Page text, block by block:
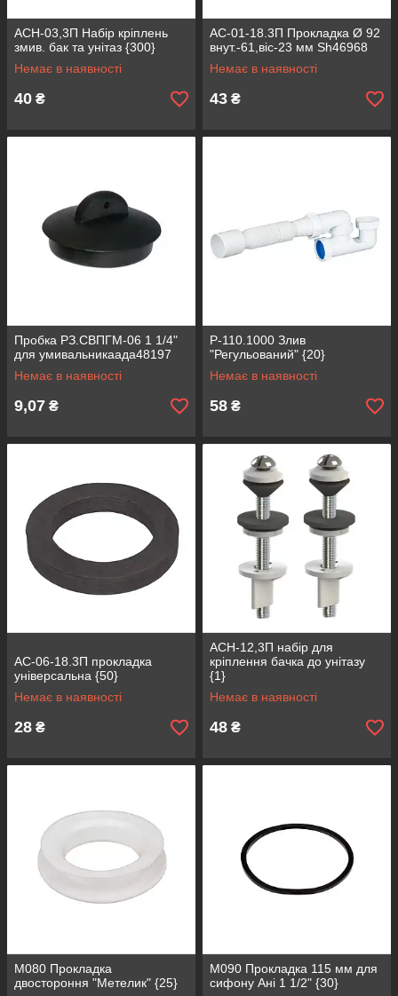
АСН-03,3П Набір кріплень
змив. бак та унітаз {300}
Немає в наявності
40 ₴
АС-01-18.3П Прокладка Ø 92
внут.-61,віс-23 мм Sh46968
Немає в наявності
43 ₴
Пробка РЗ.СВПГМ-06 1 1/4"
для умивальникаада48197
Немає в наявності
9,07 ₴
Р-110.1000 Злив
"Регульований" {20}
Немає в наявності
58 ₴
АС-06-18.3П прокладка
універсальна {50}
Немає в наявності
28 ₴
АСН-12,3П набір для
кріплення бачка до унітазу
{1}
Немає в наявності
48 ₴
М080 Прокладка
двостороння "Метелик" {25}
М090 Прокладка 115 мм для
сифону Ані 1 1/2" {30}